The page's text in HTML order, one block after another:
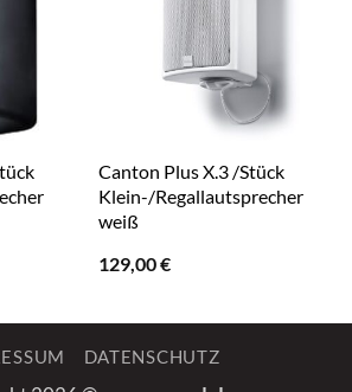
Canton Plus X.3 /Stück
Klein-/Regallautsprecher
weiß
129,00€
DATENSCHUTZ